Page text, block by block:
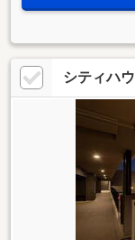
シティハ